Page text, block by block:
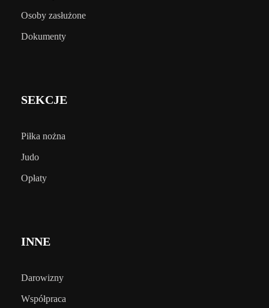
Osoby zasłużone
Dokumenty
SEKCJE
Piłka nożna
Judo
Opłaty
INNE
Darowizny
Współpraca